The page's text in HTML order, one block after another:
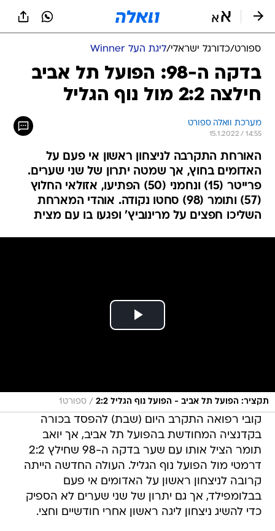
ספורט/כדורגל ישראלי/ליגת העל Winner
בדקה ה-98: הפועל תל אביב
חילצה 2:2 מול נוף הגליל
מערכת וואלה ספורט
15.1.2022 / 14:55
האורחת התקרבה לניצחון ראשון אי פעם על
האדומים בחוץ, אך שמטה יתרון של שני שערים.
פרייטר (15) ונחמני (50) הפתיעו, אזולאי החלוץ
(57) ותומר (98) סחטו נקודה. אוהדי המארחת
השליכו חפצים על מרינוביץ' ופגעו בו עם מצית
תקציר: הפועל תל אביב - הפועל נוף הגליל 2:2 / ספורט1
קובי רפואה התקרב היום (שבת) להפסד בכורה
בקדנציה המחודשת בהפועל תל אביב, אך יואב
תומר הציל אותו עם שער בדקה ה-98 שחילץ 2:2
דרמטי מול הפועל נוף הגליל. העולה החדשה הייתה
קרובה לניצחון ראשון על האדומים אי פעם
בבלומפילד, אך גם יתרון של שני שערים לא הספיק
כדי להשיג ניצחון ליגה ראשון אחרי חודשיים וחצי.